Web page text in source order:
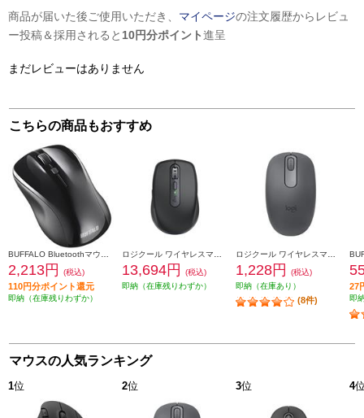
商品が届いた後ご使用いただき、 マイページの注文履歴からレビュ
ー投稿＆採用されると 10円分ポイント進呈
まだレビューはありません
こちらの商品もおすすめ
2,213円 (税込)
110円分ポイント還元
即納（在庫残りわずか）
13,694円
(税込)
即納（在庫残りわずか）
1,228円
(税込)
即納（在庫あり）
(8件)
27
即
マウスの人気ランキング
1位 2位 3位 4